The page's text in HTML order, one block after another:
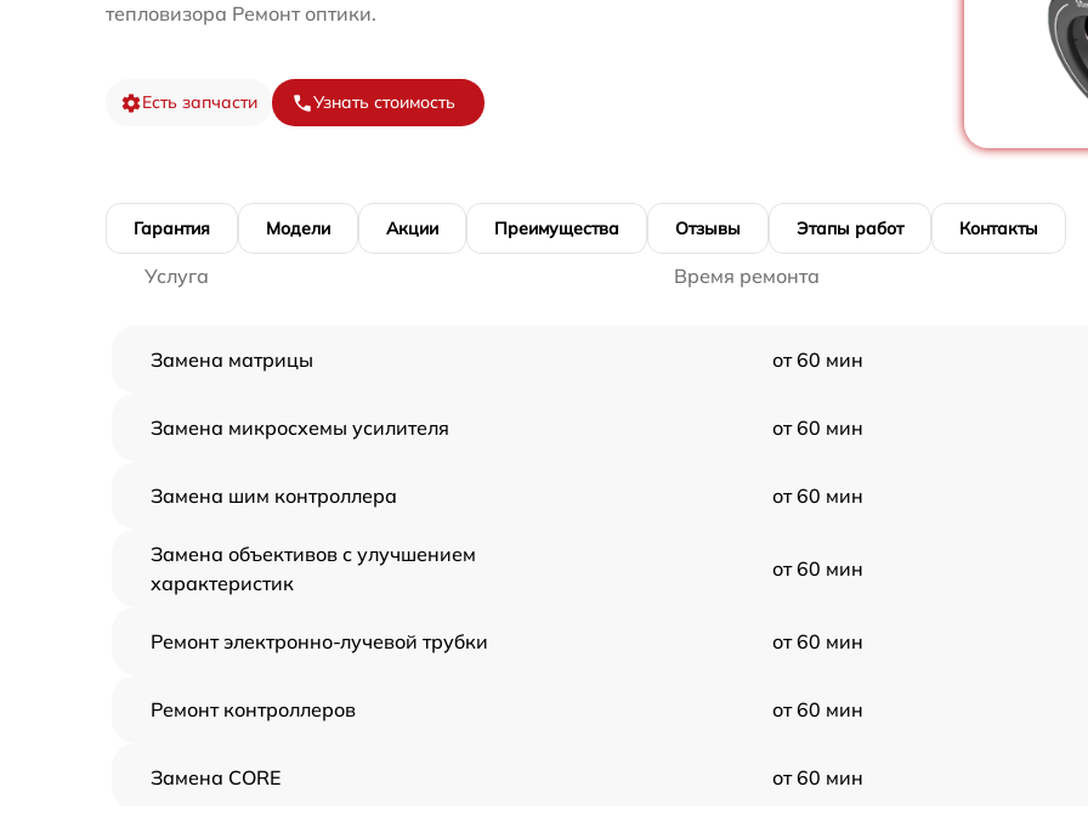
тепловизора Ремонт оптики.
Есть запчасти Узнать стоимость
Гарантия Модели Акции Преимущества Отзывы Этапы работ Контакты
Услуга Время ремонта
Замена матрицы от 60 мин
Замена микросхемы усилителя от 60 мин
Замена шим контроллера от 60 мин
Замена объективов с улучшением
характеристик
от 60 мин
Ремонт электронно-лучевой трубки от 60 мин
Ремонт контроллеров от 60 мин
Замена CORE от 60 мин